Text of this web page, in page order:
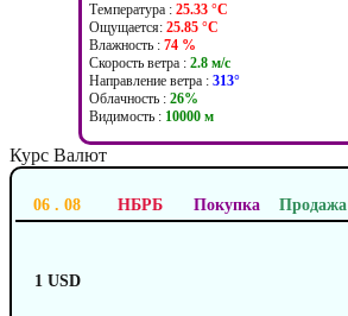
Температура : 25.33 °C
Ощущается: 25.85 °C
Влажность : 74 %
Скорость ветра : 2.8 м/c
Направление ветра : 313°
Облачность : 26%
Видимость : 10000 м
Курс Валют
06 . 08 НБРБ Покупка Продажа
1 USD